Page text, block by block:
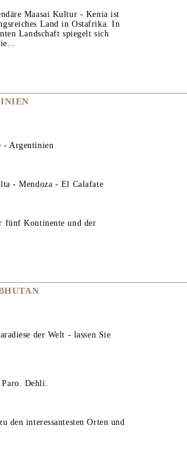
Maasai Kultur - Kenia ist
Land in Ostafrika. In
Landschaft spiegelt sich
- Argentinien
- Mendoza - El Calafate
fünf Kontinente und der
der Welt - lassen Sie
Dehli.
den interessantesten Orten und